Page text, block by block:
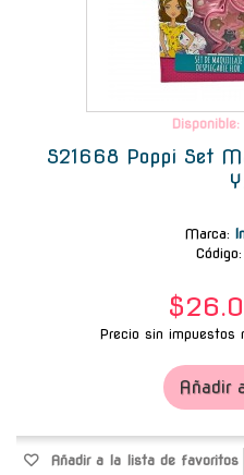
S21668 Poppi Set
Marca:
Código:
Precio sin impuestos
Añadir
Añadir a la lista de favoritos